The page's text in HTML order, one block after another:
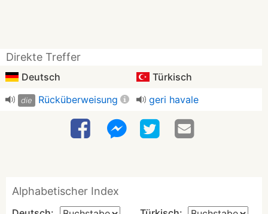
Direkte Treffer
Deutsch Türkisch
die Rücküberweisung geri havale
Alphabetischer Index